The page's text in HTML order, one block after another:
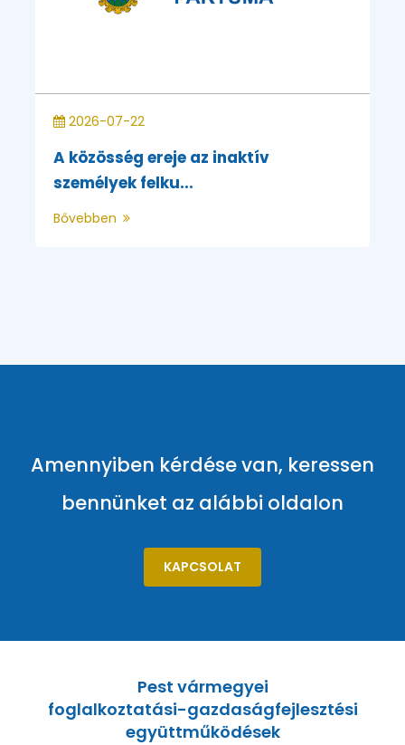
2026-07-22
A közösség ereje az inaktív
személyek felku...
Bővebben
Amennyiben kérdése van, keressen
bennünket az alábbi oldalon
KAPCSOLAT
Pest vármegyei
foglalkoztatási-gazdaságfejlesztési
együttműködések